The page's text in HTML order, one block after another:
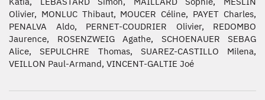
Olivier, MONLUC Thibaut, MOUCER Céline, PAYET Charles,
PENALVA Aldo, PERNET-COUDRIER Olivier, REDOMBO
Jaurence, ROSENZWEIG Agathe, SCHOENAUER SEBAG
Alice, SEPULCHRE Thomas, SUAREZ-CASTILLO Milena,
VEILLON Paul-Armand, VINCENT-GALTIE Joé